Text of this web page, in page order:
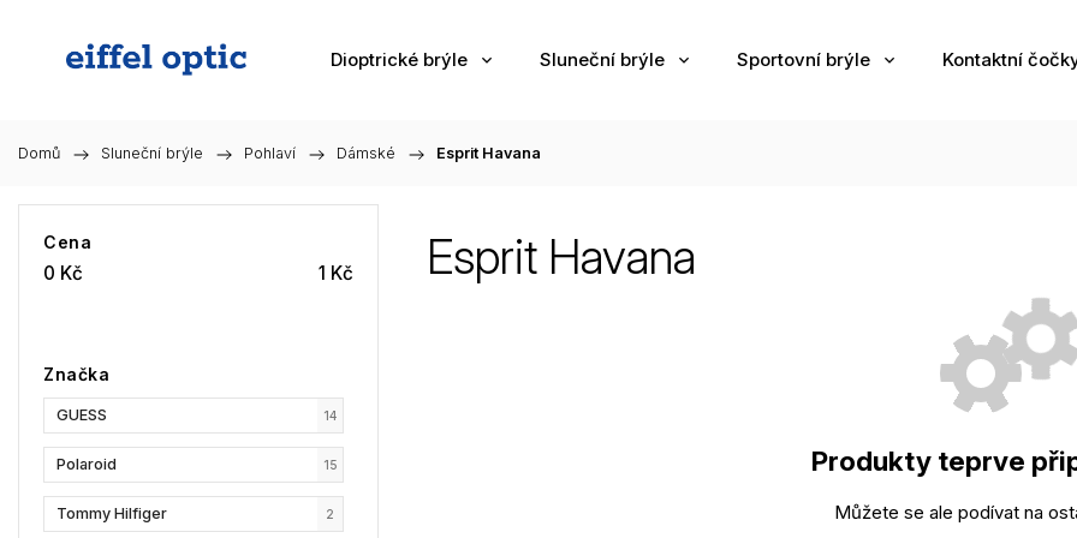
Dioptrické brýle Sluneční brýle Sportovní brýle Kontaktní
Domů / Sluneční brýle / Pohlaví / Dámské / Esprit Havana
Cena
0 Kč 1 Kč
Značka
GUESS 14
Polaroid 15
Tommy Hilfiger 2
Esprit Havana
Produkty teprve
Můžete se ale podívat na